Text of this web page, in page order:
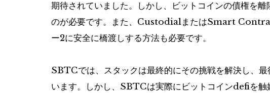
期待されていました。しかし、ビットコインの債権を
のが必要です。また、CustodialまたはSmart
ー2に安全に橋渡しする方法も必要です。
SBTCでは、スタックは最終的にその挑戦を解決し、
います。しかし、SBTCは実際にビットコインdefiを触